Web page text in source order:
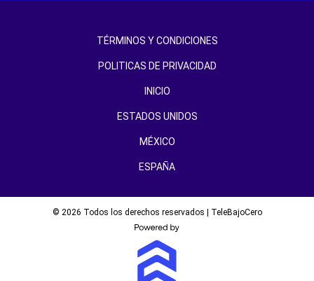
TÉRMINOS Y CONDICIONES
POLITICAS DE PRIVACIDAD
INICIO
ESTADOS UNIDOS
MÉXICO
ESPAÑA
© 2026 Todos los derechos reservados | TeleBajoCero